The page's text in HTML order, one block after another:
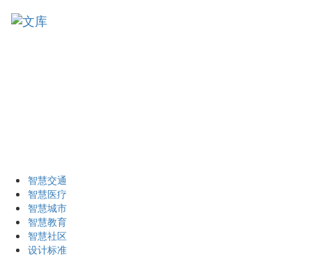
智慧交通
智慧医疗
智慧城市
智慧教育
智慧社区
设计标准